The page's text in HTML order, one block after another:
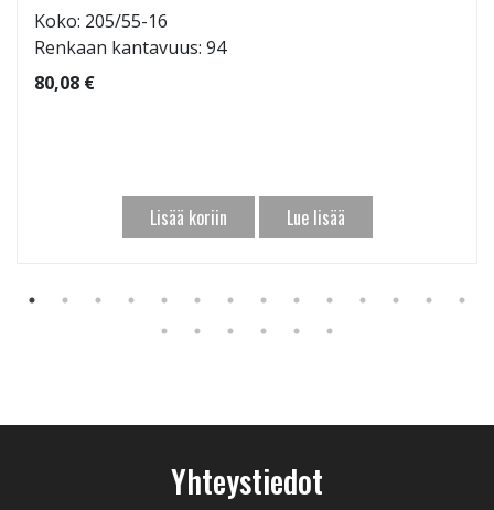
Koko: 205/55-16
Renkaan kantavuus: 94
80,08 €
Lisää koriin Lue lisää
Yhteystiedot